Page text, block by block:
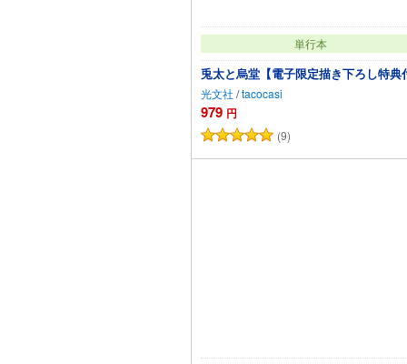
単行本
兎太と烏堂【電子限定描き下ろし特典
光文社 /tacocasi
979 円
(9)カートに追加